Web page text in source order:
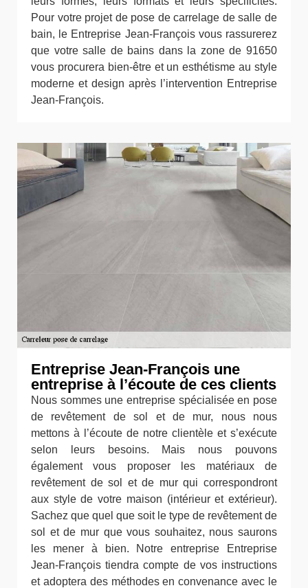
Pour votre projet de pose de carrelage de salle de
bain, le Entreprise Jean-François vous rassurerez
que votre salle de bains dans la zone de 91650
vous procurera bien-être et un esthétisme au style
moderne et design après l’intervention Entreprise
Jean-François.
Entreprise Jean-François une
entreprise à l’écoute de ces clients
Nous sommes une entreprise spécialisée en pose
de revêtement de sol et de mur, nous nous
mettons à l’écoute de notre clientèle et s’exécute
selon leurs besoins. Mais nous pouvons
également vous proposer les matériaux de
revêtement de sol et de mur qui correspondront
aux style de votre maison (intérieur et extérieur).
Sachez que quel que soit le type de revêtement de
sol et de mur que vous souhaitez, nous saurons
les mener à bien. Notre entreprise Entreprise
Jean-François tiendra compte de vos instructions
et adoptera des méthodes en convenance avec le